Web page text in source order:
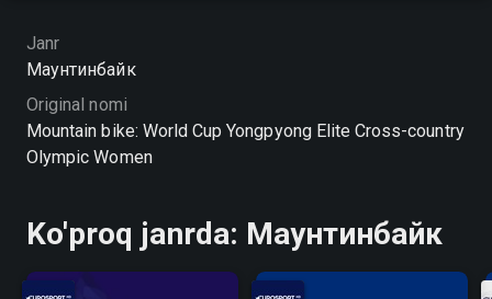
Janr
Маунтинбайк
Original nomi
Mountain bike: World Cup Yongpyong Elite Cross-country
Olympic Women
Ko'proq janrda: Маунтинбайк